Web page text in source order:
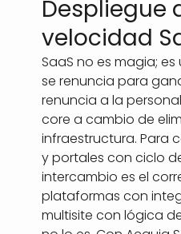
Despliegue
velocidad
SaaS no es magia;
se renuncia para
renuncia a la
core a cambio de
infraestructura. Para
y portales con ciclo
intercambio es el
plataformas con
multisite con lógica